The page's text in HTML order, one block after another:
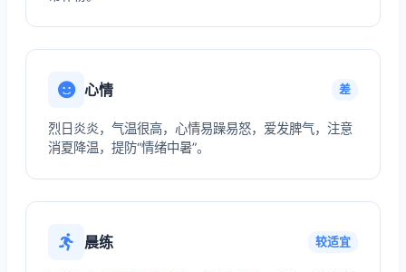
心情 差
烈日炎炎，气温很高，心情易躁易怒，爱发脾气，注意
消夏降温，提防“情绪中暑”。
晨练 较适宜